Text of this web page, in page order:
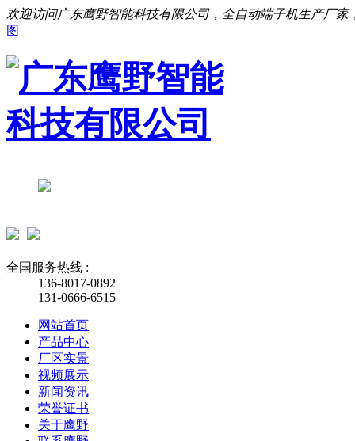
欢迎访问广东鹰野智能科技有限公司，全自动端子机生产厂家
图
全国服务热线 :
136-8017-0892
131-0666-6515
网站首页
产品中心
厂区实景
视频展示
新闻资讯
荣誉证书
关于鹰野